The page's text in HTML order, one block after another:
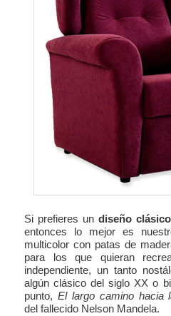
Si prefieres un diseño
entonces lo mejor es
multicolor con patas de
para los que quieran
independiente, un tanto
algún clásico del siglo XX o
punto, El largo camino hacia
del fallecido Nelson Mandela.